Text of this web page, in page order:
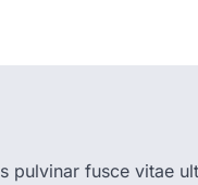
pulvinar fusce vitae